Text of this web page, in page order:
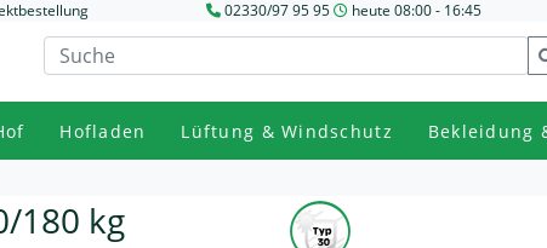
02330/97 95 95 heute 08:00 - 16:45
Hofladen Lüftung & Windschutz Bekleidung
180 kg